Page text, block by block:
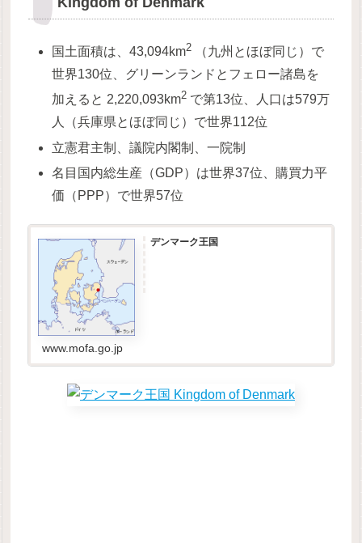
国土面積は、43,094km2 （九州とほぼ同じ）で
世界130位、グリーンランドとフェロー諸島を
加えると 2,220,093km2 で第13位、人口は579万
人（兵庫県とほぼ同じ）で世界112位
立憲君主制、議院内閣制、一院制
名目国内総生産（GDP）は世界37位、購買力平
価（PPP）で世界57位
デンマーク王国
www.mofa.go.jp